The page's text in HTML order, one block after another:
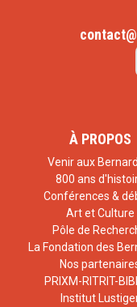
À PROPOS
Venir aux
800 ans
Conférences &
Art et Culture
Pôle de
La Fondation des
Nos
PRIXM-RITRIT-
Institut